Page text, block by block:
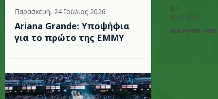
Παρασκευή, 24 Ιούλιος 2026
Ariana Grande: Υποψήφια
για το πρώτο της EMMY
BY
KISS 929
ΦΕΒ 24 2022 - 14:21